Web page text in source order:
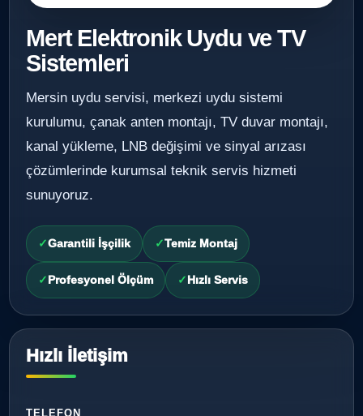
Mert Elektronik Uydu ve TV
Sistemleri
Mersin uydu servisi, merkezi uydu sistemi
kurulumu, çanak anten montajı, TV duvar montajı,
kanal yükleme, LNB değişimi ve sinyal arızası
çözümlerinde kurumsal teknik servis hizmeti
sunuyoruz.
Garantili İşçilik Temiz Montaj
Profesyonel Ölçüm Hızlı Servis
Hızlı İletişim
TELEFON